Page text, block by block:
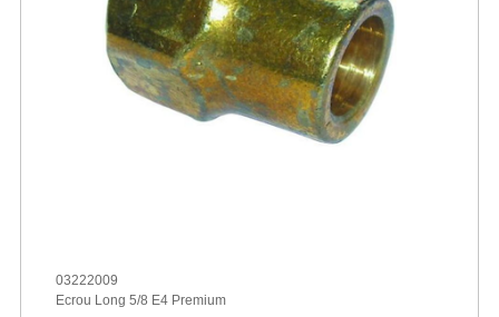
03222009
Ecrou Long 5/8 E4 Premium